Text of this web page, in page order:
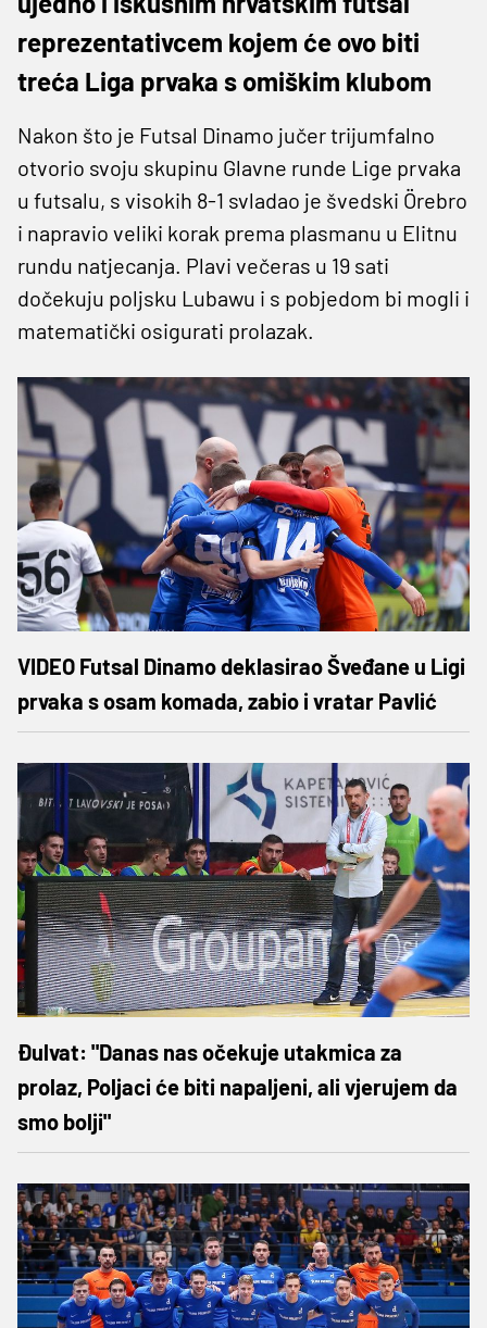
reprezentativcem kojem će ovo biti
treća Liga prvaka s omiškim klubom
Nakon što je Futsal Dinamo jučer trijumfalno
otvorio svoju skupinu Glavne runde Lige prvaka
u futsalu, s visokih 8-1 svladao je švedski Örebro
i napravio veliki korak prema plasmanu u Elitnu
rundu natjecanja. Plavi večeras u 19 sati
dočekuju poljsku Lubawu i s pobjedom bi mogli i
matematički osigurati prolazak.
VIDEO Futsal Dinamo deklasirao Šveđane u Ligi
prvaka s osam komada, zabio i vratar Pavlić
Đulvat: "Danas nas očekuje utakmica za
prolaz, Poljaci će biti napaljeni, ali vjerujem da
smo bolji"